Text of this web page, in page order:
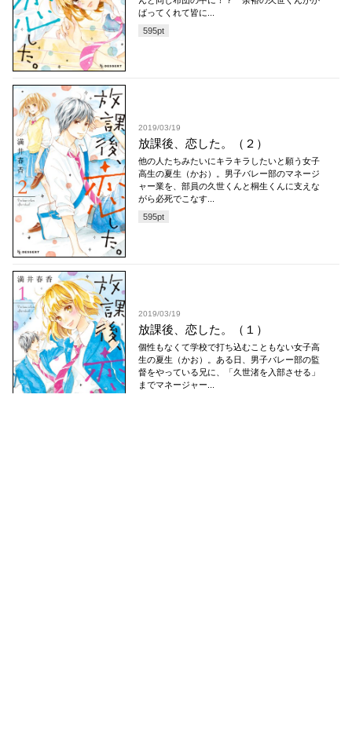
ばってくれて皆に...
595pt
2019/03/19
放課後、恋した。（２）
他の人たちみたいにキラキラしたいと願う女子
高生の夏生（かお）。男子バレー部のマネージ
ャー業を、部員の久世くんと桐生くんに支えな
がら必死でこなす...
595pt
2019/03/19
放課後、恋した。（１）
個性もなくて学校で打ち込むこともない女子高
生の夏生（かお）。ある日、男子バレー部の監
督をやっている兄に、「久世渚を入部させる」
までマネージャー...